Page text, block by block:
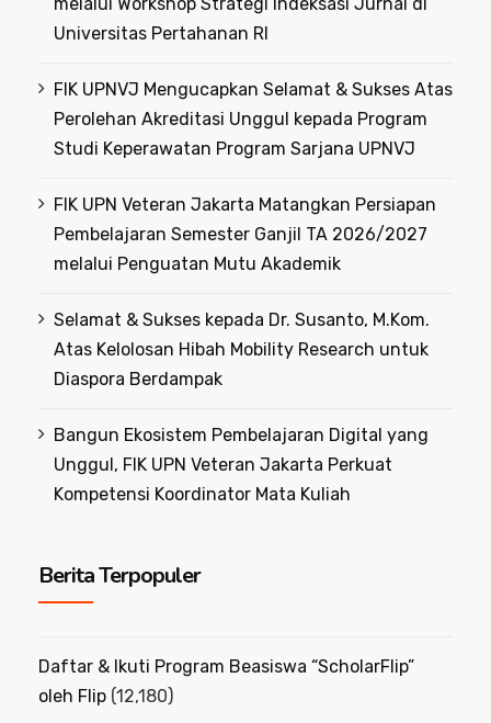
melalui Workshop Strategi Indeksasi Jurnal di
Universitas Pertahanan RI
FIK UPNVJ Mengucapkan Selamat & Sukses Atas
Perolehan Akreditasi Unggul kepada Program
Studi Keperawatan Program Sarjana UPNVJ
FIK UPN Veteran Jakarta Matangkan Persiapan
Pembelajaran Semester Ganjil TA 2026/2027
melalui Penguatan Mutu Akademik
Selamat & Sukses kepada Dr. Susanto, M.Kom.
Atas Kelolosan Hibah Mobility Research untuk
Diaspora Berdampak
Bangun Ekosistem Pembelajaran Digital yang
Unggul, FIK UPN Veteran Jakarta Perkuat
Kompetensi Koordinator Mata Kuliah
Berita Terpopuler
Daftar & Ikuti Program Beasiswa “ScholarFlip”
oleh Flip (12,180)